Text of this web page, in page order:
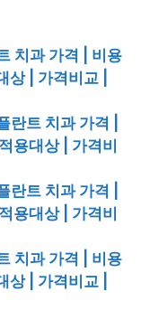
치과 가격 | 비용
상 | 가격비교 |
란트 치과 가격 |
용대상 | 가격비
란트 치과 가격 |
용대상 | 가격비
치과 가격 | 비용
상 | 가격비교 |